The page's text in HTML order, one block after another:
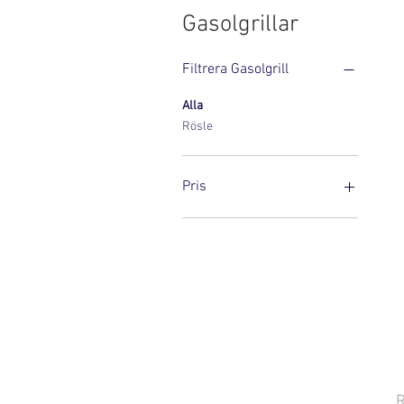
Gasolgrillar
Filtrera Gasolgrill
Alla
Rösle
Pris